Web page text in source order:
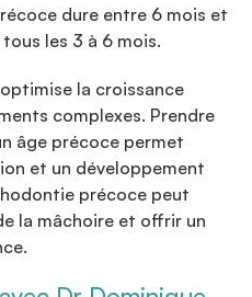
dure entre 6 mois et
les 3 à 6 mois.
la croissance
complexes. Prendre
âge précoce permet
et un développement
précoce peut
la mâchoire et offrir un